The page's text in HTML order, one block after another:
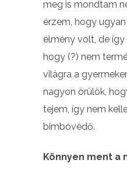
meg is mondtam
érzem, hogy
élmény volt, de így
hogy (?) nem
világra a
nagyon örülök,
tejem, így nem
bimbóvédő.
Könnyen ment a